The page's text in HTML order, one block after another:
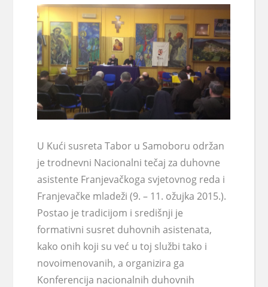
U Kući susreta Tabor u Samoboru održan
je trodnevni Nacionalni tečaj za duhovne
asistente Franjevačkoga svjetovnog reda i
Franjevačke mladeži (9. – 11. ožujka 2015.).
Postao je tradicijom i središnji je
formativni susret duhovnih asistenata,
kako onih koji su već u toj službi tako i
novoimenovanih, a organizira ga
Konferencija nacionalnih duhovnih